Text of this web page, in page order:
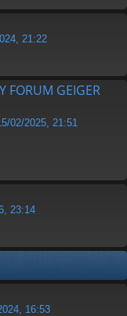
21:22
FORUM GEIGER
02/2025, 21:51
23:14
16:53